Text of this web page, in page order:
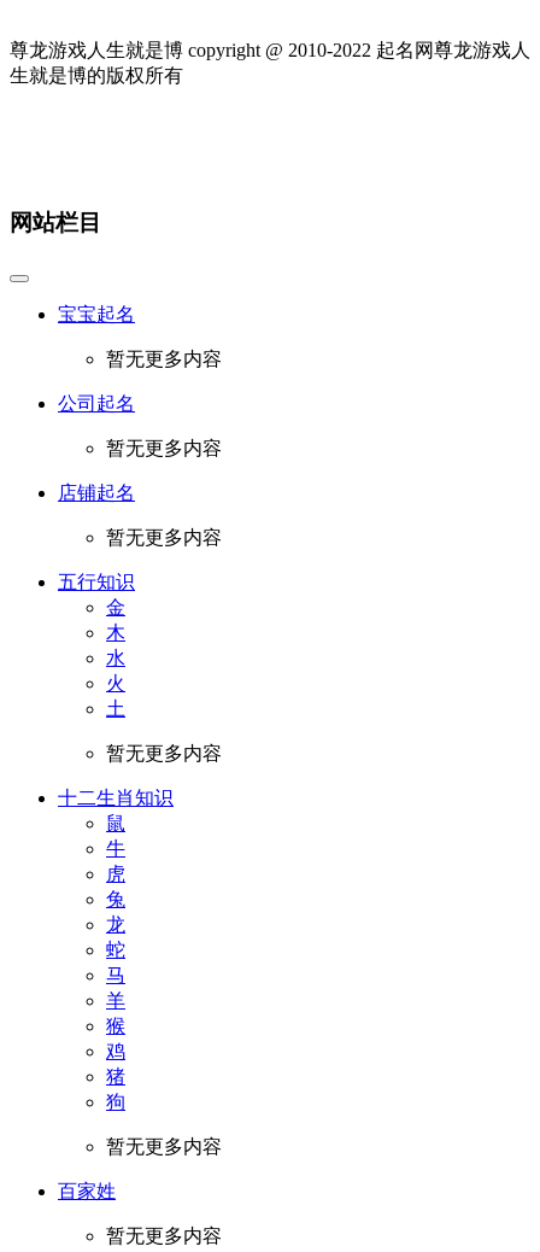
尊龙游戏人生就是博 copyright @ 2010-2022 起名网尊龙游戏人
生就是博的版权所有
网站栏目
宝宝起名
暂无更多内容
公司起名
暂无更多内容
店铺起名
暂无更多内容
五行知识
金
木
水
火
土
暂无更多内容
十二生肖知识
鼠
牛
虎
兔
龙
蛇
马
羊
猴
鸡
猪
狗
暂无更多内容
百家姓
暂无更多内容